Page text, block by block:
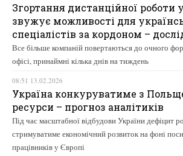
Згортання дистанційної роботи
звужує можливості для
спеціалістів за кордоном –
Все більше компаній повертаються до очного
офісі, принаймні кілька днів на тиждень
08:51 13.02.2026
Україна конкуруватиме з
ресурси – прогноз аналітиків
Під час масштабної відбудови України дефіцит
стримуватиме економічний розвиток на фоні
працівників у Європі